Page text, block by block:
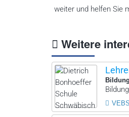
weiter und helfen Sie
Weitere
VEBS